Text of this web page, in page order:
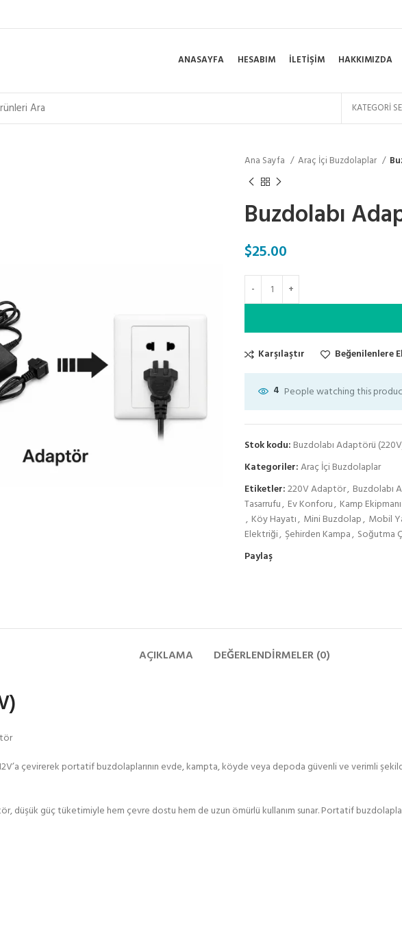
ANASAYFA HESABIM İLETIŞIM HAKKIMIZDA
KATEGORI
Ana Sayfa Araç İçi Buzdolaplar
Buzdolabı
$25.00
Karşılaştır Beğenilenlere
4 People watching this
Stok kodu: Buzdolabı Adaptörü
Kategoriler:Araç İçi Buzdolaplar
Etiketler:220V Adaptör, Buzdolabı
Tasarrufu, Ev Konforu, Kamp Ekipmanı
, Köy Hayatı, Mini Buzdolap, Mobil
Elektriği, Şehirden Kampa, Soğutma
Paylaş
AÇIKLAMA DEĞERLENDIRMELER (0)
çevirerek portatif buzdolaplarının evde, kampta, köyde veya depoda güvenli ve verimli şekilde
düşük güç tüketimiyle hem çevre dostu hem de uzun ömürlü kullanım sunar. Portatif